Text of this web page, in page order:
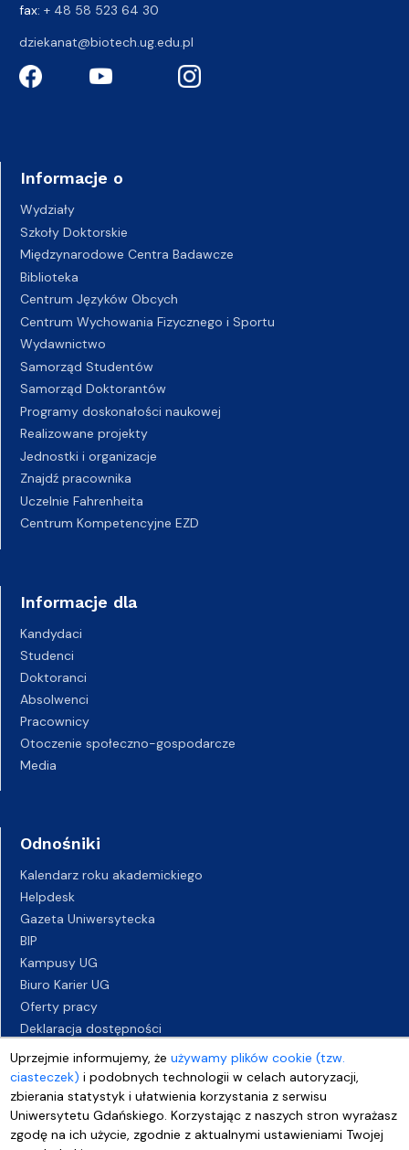
Uprzejmie informujemy, żeużywamy plików cookie (tzw.
ciasteczek) i podobnych technologii w celach autoryzacji,
zbierania statystyk i ułatwienia korzystania z serwisu
Uniwersytetu Gdańskiego. Korzystając z naszych stron wyrażasz
zgodę na ich użycie, zgodnie z aktualnymi ustawieniami Twojej
fax: + 48 58 523 64 30
dziekanat@biotech.ug.edu.pl
Informacje o
Wydziały
Szkoły Doktorskie
Międzynarodowe Centra Badawcze
Biblioteka
Centrum Języków Obcych
Centrum Wychowania Fizycznego i Sportu
Wydawnictwo
Samorząd Studentów
Samorząd Doktorantów
Programy doskonałości naukowej
Realizowane projekty
Jednostki i organizacje
Znajdź pracownika
Uczelnie Fahrenheita
Centrum Kompetencyjne EZD
Informacje dla
Kandydaci
Studenci
Doktoranci
Absolwenci
Pracownicy
Otoczenie społeczno-gospodarcze
Media
Odnośniki
Kalendarz roku akademickiego
Helpdesk
Gazeta Uniwersytecka
BIP
Kampusy UG
Biuro Karier UG
Oferty pracy
Deklaracja dostępności